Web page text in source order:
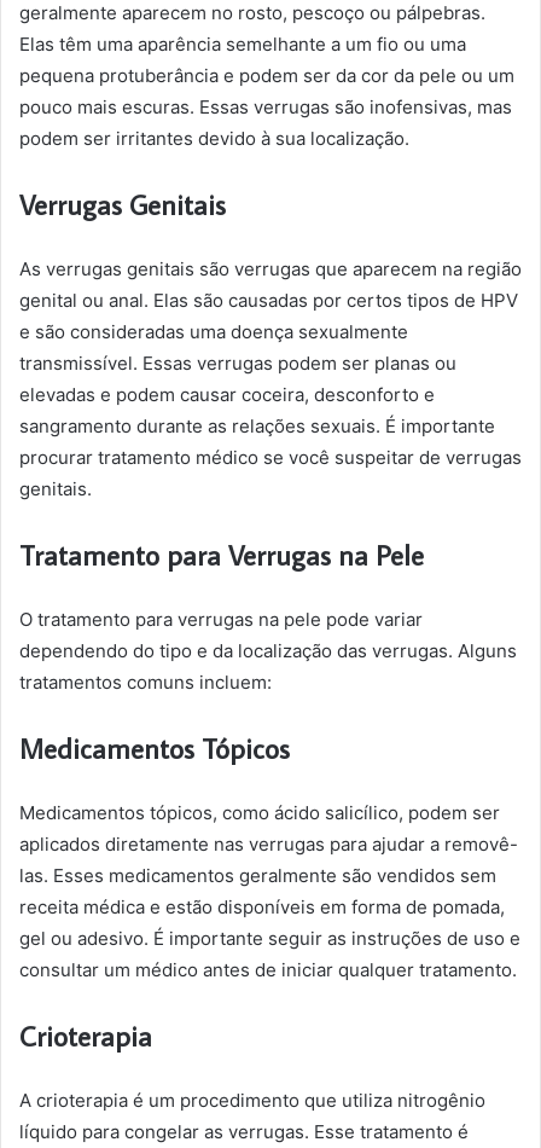
geralmente aparecem no rosto, pescoço ou pálpebras.
Elas têm uma aparência semelhante a um fio ou uma
pequena protuberância e podem ser da cor da pele ou um
pouco mais escuras. Essas verrugas são inofensivas, mas
podem ser irritantes devido à sua localização.
Verrugas Genitais
As verrugas genitais são verrugas que aparecem na região
genital ou anal. Elas são causadas por certos tipos de HPV
e são consideradas uma doença sexualmente
transmissível. Essas verrugas podem ser planas ou
elevadas e podem causar coceira, desconforto e
sangramento durante as relações sexuais. É importante
procurar tratamento médico se você suspeitar de verrugas
genitais.
Tratamento para Verrugas na Pele
O tratamento para verrugas na pele pode variar
dependendo do tipo e da localização das verrugas. Alguns
tratamentos comuns incluem:
Medicamentos Tópicos
Medicamentos tópicos, como ácido salicílico, podem ser
aplicados diretamente nas verrugas para ajudar a removê-
las. Esses medicamentos geralmente são vendidos sem
receita médica e estão disponíveis em forma de pomada,
gel ou adesivo. É importante seguir as instruções de uso e
consultar um médico antes de iniciar qualquer tratamento.
Crioterapia
A crioterapia é um procedimento que utiliza nitrogênio
líquido para congelar as verrugas. Esse tratamento é